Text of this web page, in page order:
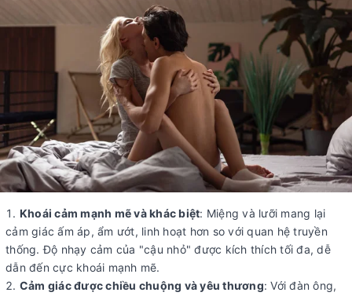
Khoái cảm mạnh mẽ và khác biệt: Miệng và lưỡi mang lại
cảm giác ấm áp, ẩm ướt, linh hoạt hơn so với quan hệ truyền
thống. Độ nhạy cảm của "cậu nhỏ" được kích thích tối đa, dễ
dẫn đến cực khoái mạnh mẽ.
Cảm giác được chiều chuộng và yêu thương: Với đàn ông,